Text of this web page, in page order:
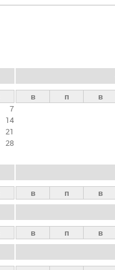
7
14
21
28
в п в
в п в
в п в